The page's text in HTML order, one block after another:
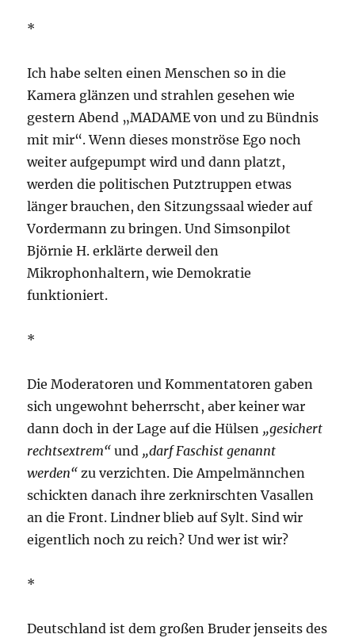
*
Ich habe selten einen Menschen so in die
Kamera glänzen und strahlen gesehen wie
gestern Abend „MADAME von und zu Bündnis
mit mir“. Wenn dieses monströse Ego noch
weiter aufgepumpt wird und dann platzt,
werden die politischen Putztruppen etwas
länger brauchen, den Sitzungssaal wieder auf
Vordermann zu bringen. Und Simsonpilot
Björnie H. erklärte derweil den
Mikrophonhaltern, wie Demokratie
funktioniert.
*
Die Moderatoren und Kommentatoren gaben
sich ungewohnt beherrscht, aber keiner war
dann doch in der Lage auf die Hülsen „gesichert
rechtsextrem“ und „darf Faschist genannt
werden“ zu verzichten. Die Ampelmännchen
schickten danach ihre zerknirschten Vasallen
an die Front. Lindner blieb auf Sylt. Sind wir
eigentlich noch zu reich? Und wer ist wir?
*
Deutschland ist dem großen Bruder jenseits des